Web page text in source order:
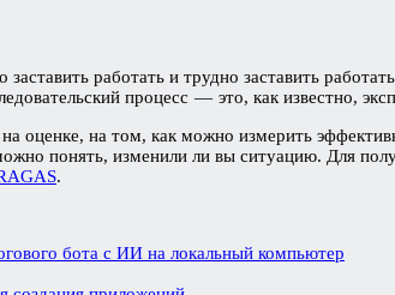
заставить работать и трудно заставить
процесс — это, как известно,
на оценке, на том, как можно измерить
понять, изменили ли вы ситуацию. Для
.
бота с ИИ на локальный компьютер